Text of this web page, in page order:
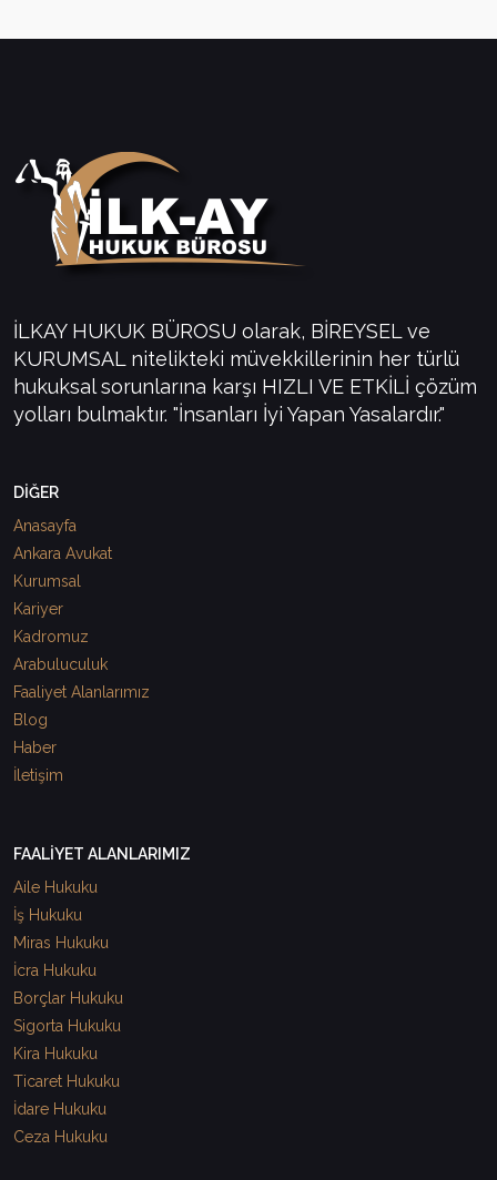
İLKAY HUKUK BÜROSU olarak, BİREYSEL ve
KURUMSAL nitelikteki müvekkillerinin her türlü
hukuksal sorunlarına karşı HIZLI VE ETKİLİ çözüm
yolları bulmaktır. "İnsanları İyi Yapan Yasalardır."
DİĞER
Anasayfa
Ankara Avukat
Kurumsal
Kariyer
Kadromuz
Arabuluculuk
Faaliyet Alanlarımız
Blog
Haber
İletişim
FAALİYET ALANLARIMIZ
Aile Hukuku
İş Hukuku
Miras Hukuku
İcra Hukuku
Borçlar Hukuku
Sigorta Hukuku
Kira Hukuku
Ticaret Hukuku
İdare Hukuku
Ceza Hukuku